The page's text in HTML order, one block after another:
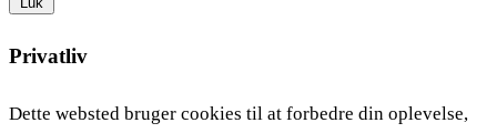
Privatliv
Dette websted bruger cookies til at forbedre din oplevelse,